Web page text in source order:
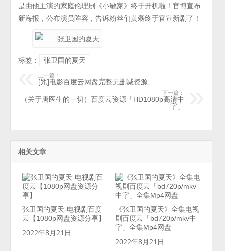
是由他主演的家庭伦理剧《小敏家》终于开机啦！官博宣布
新海报，公布演员阵容，告诉粉丝们黄磊终于官宣新剧了！
标签： 张卫国的夏天
上一篇：
[咒]电影百度云网盘完整无删减资源
下一篇：
（关于唐医生的一切）百度云资源「HD1080p高清中
字」
相关文章
张卫国的夏天-电视剧百度
云【1080p网盘资源分享】
2022年8月21日
《张卫国的夏天》全集电视
剧百度云「bd720p/mkv中
字」全集Mp4网盘
2022年8月21日